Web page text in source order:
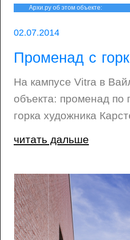
Архи.ру об этом объекте:
02.07.2014
Променад с
На кампусе Vitra в
объекта: променад по
горка художника
читать дальше